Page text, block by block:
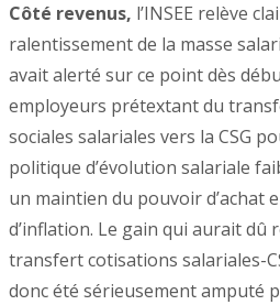
Côté revenus, l’INSEE relève
ralentissement de la masse
avait alerté sur ce point dès
employeurs prétextant du
sociales salariales vers la CSG
politique d’évolution salariale
un maintien du pouvoir d’achat
d’inflation. Le gain qui aurait dû
transfert cotisations salariales-
donc été sérieusement amputé